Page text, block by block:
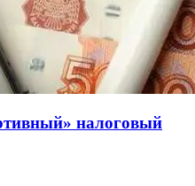
налоговый